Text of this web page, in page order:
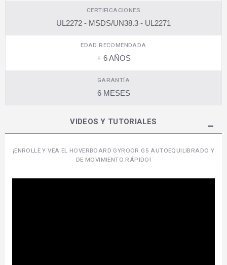
CERTIFICACIONES
UL2272 - MSDS/UN38.3 - UL2271
EDAD RECOMENDADA
+ 6 AÑOS
GARANTÍA
6 MESES
VIDEOS Y TUTORIALES
¡ENROLLE Y VEA EL HOVERBOARD GYROOR G5 AUTOEQUILIBRADO Y
DE MOVIMIENTO RÁPIDO!